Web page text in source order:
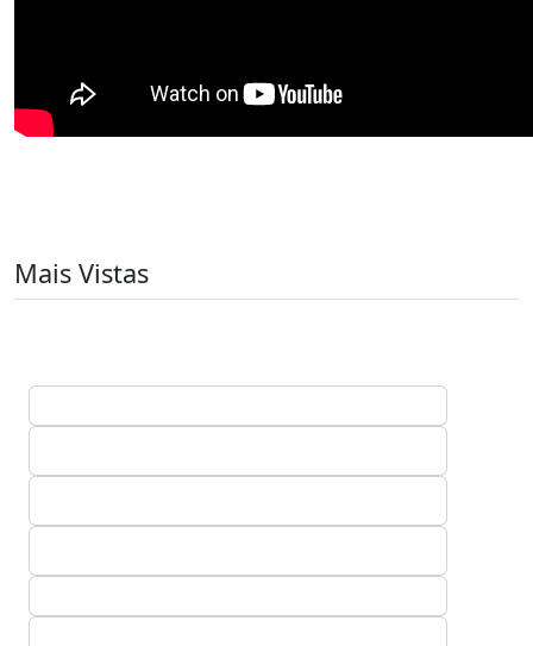
Mais Vistas